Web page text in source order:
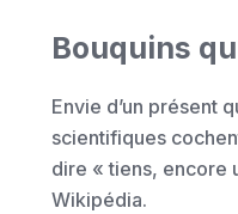
Bouquins
Envie d’un présent
scientifiques
dire « tiens, encore
Wikipédia.